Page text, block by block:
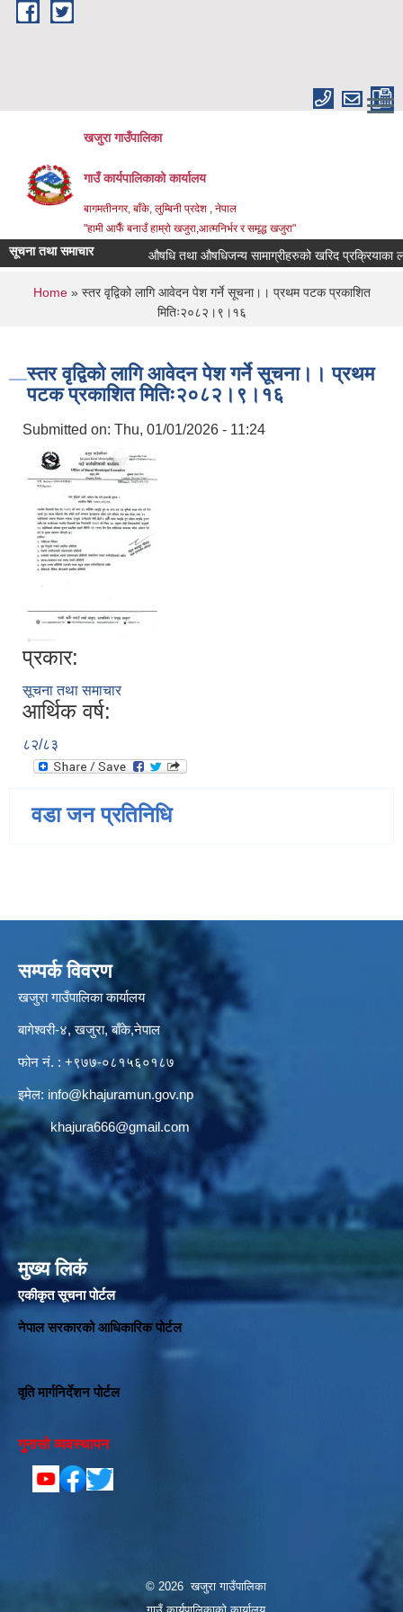
Skip to main content
खजुरा गाउँपालिका
गाउँ कार्यपालिकाको कार्यालय
बागमतीनगर, बाँके, लुम्बिनी प्रदेश , नेपाल
"हामी आफैँ बनाउँ हाम्रो खजुरा,आत्मनिर्भर र समृद्ध खजुरा"
सूचना तथा समाचार औषधि तथा औषधिजन्य सामाग्रीहरुको खरिद प्रक्रियाका
You are here
Home» स्तर वृद्विको लागि आवेदन पेश गर्ने सूचना।। प्रथम पटक प्रकाशित
मितिः२०८२।९।१६
स्तर वृद्विको लागि आवेदन पेश गर्ने सूचना।। प्रथम
पटक प्रकाशित मितिः२०८२।९।१६
Submitted on: Thu, 01/01/2026 - 11:24
प्रकार:
सूचना तथा समाचार
आर्थिक वर्ष:
८२/८३
वडा जन प्रतिनिधि
सम्पर्क विवरण
खजुरा गाउँपालिका कार्यालय
बागेश्वरी-४, खजुरा, बाँके,नेपाल
फोन नं. : +९७७-०८१५६०१८७
इमेल: info@khajuramun.gov.np
khajura666@gmail.com
मुख्य लिकं
एकीकृत सूचना पोर्टल
नेपाल सरकारको आधिकारिक पोर्टल
वृति मार्गनिर्देशन पोर्टल
गुनासो व्यवस्थापन
© 2026 खजुरा गाउँपालिका